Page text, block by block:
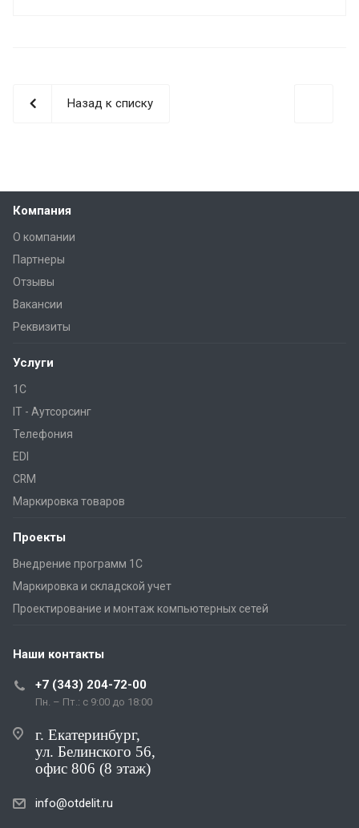
Назад к списку
Компания
О компании
Партнеры
Отзывы
Вакансии
Реквизиты
Услуги
1С
IT - Аутсорсинг
Телефония
EDI
CRM
Маркировка товаров
Проекты
Внедрение программ 1С
Маркировка и складской учет
Проектирование и монтаж компьютерных сетей
Наши контакты
+7 (343) 204-72-00
Пн. – Пт.: с 9:00 до 18:00
г. Екатеринбург,
ул. Белинского 56,
офис 806 (8 этаж)
info@otdelit.ru